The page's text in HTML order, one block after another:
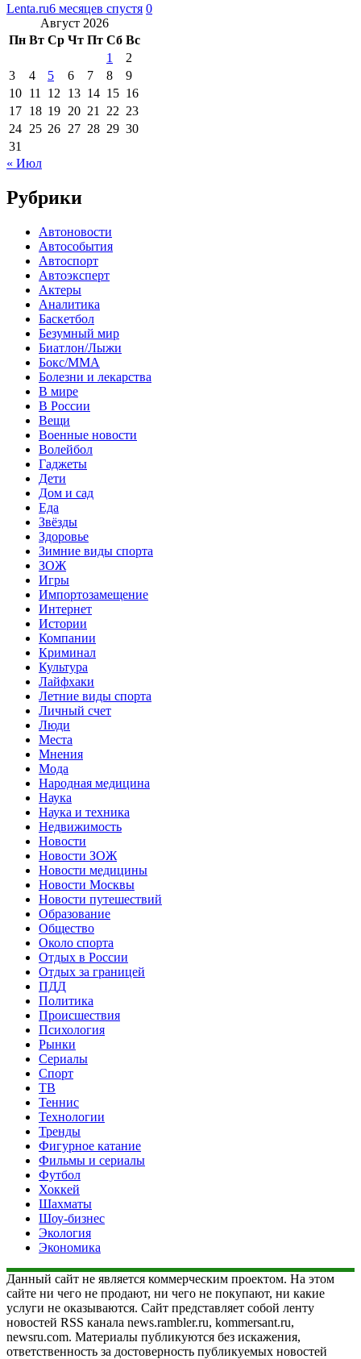
Lenta.ru6 месяцев спустя 0
Август 2026
Пн Вт Ср Чт Пт Сб Вс
1
2
3
4 5 6 7 8
9
10 11 12 13 14 15 16
17 18 19 20 21 22 23
24 25 26 27 28 29 30
31
« Июл
Рубрики
Автоновости
Автособытия
Автоспорт
Автоэксперт
Актеры
Аналитика
Баскетбол
Безумный мир
Биатлон/Лыжи
Бокс/MMA
Болезни и лекарства
В мире
В России
Вещи
Военные новости
Волейбол
Гаджеты
Дети
Дом и сад
Еда
Звёзды
Здоровье
Зимние виды спорта
ЗОЖ
Игры
Импортозамещение
Интернет
Истории
Компании
Криминал
Культура
Лайфхаки
Летние виды спорта
Личный счет
Люди
Места
Мнения
Мода
Народная медицина
Наука
Наука и техника
Недвижимость
Новости
Новости ЗОЖ
Новости медицины
Новости Москвы
Новости путешествий
Образование
Общество
Около спорта
Отдых в России
Отдых за границей
ПДД
Политика
Происшествия
Психология
Рынки
Сериалы
Спорт
ТВ
Теннис
Технологии
Тренды
Фигурное катание
Фильмы и сериалы
Футбол
Хоккей
Шахматы
Шоу-бизнес
Экология
Экономика
Данный сайт не является коммерческим проектом. На этом
сайте ни чего не продают, ни чего не покупают, ни какие
услуги не оказываются. Сайт представляет собой ленту
новостей RSS канала news.rambler.ru, kommersant.ru,
newsru.com. Материалы публикуются без искажения,
ответственность за достоверность публикуемых новостей